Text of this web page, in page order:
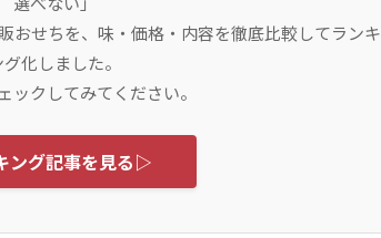
おせちを、味・価格・内容を徹底比較してランキ
グ化しました。
ックしてみてください。
ング記事を見る▷